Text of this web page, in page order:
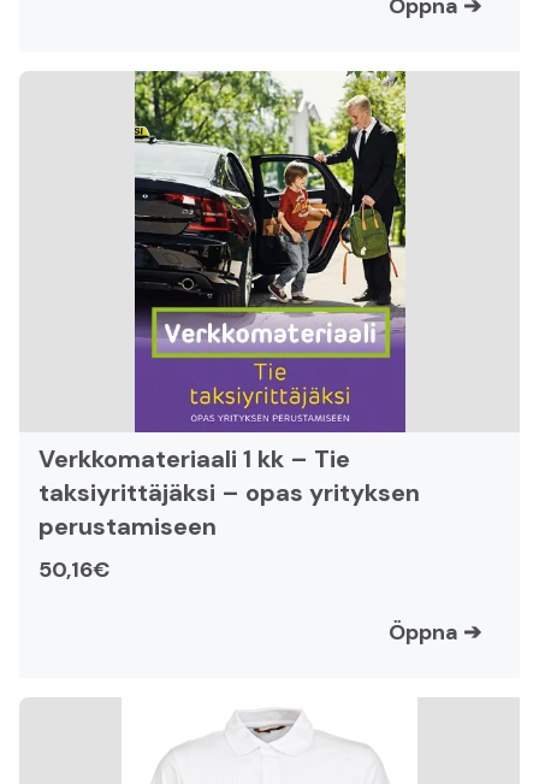
Öppna ➔
Verkkomateriaali 1 kk – Tie
taksiyrittäjäksi – opas yrityksen
perustamiseen
50,16€
Öppna ➔